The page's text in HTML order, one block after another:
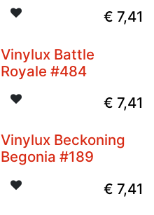
€ 7,41
Vinylux Battle
Royale #484
€ 7,41
Niet op voorraad
Vinylux Beckoning
Begonia #189
€ 7,41